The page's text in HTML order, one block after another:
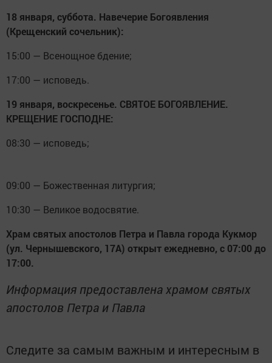
18 января, суббота. Навечерие Богоявления
(Крещенский сочельник):
15:00 — Всенощное бдение;
17:00 — исповедь.
19 января, воскресенье. СВЯТОЕ БОГОЯВЛЕНИЕ.
КРЕЩЕНИЕ ГОСПОДНЕ:
08:30 — исповедь;
09:00 — Божественная литургия;
10:30 — Великое водосвятие.
Храм святых апостолов Петра и Павла города Кукмор
(ул. Чернышевского, 17А) открыт ежедневно, с 07:00 до
17:00.
Информация предоставлена храмом святых
апостолов Петра и Павла
Следите за самым важным и интересным в